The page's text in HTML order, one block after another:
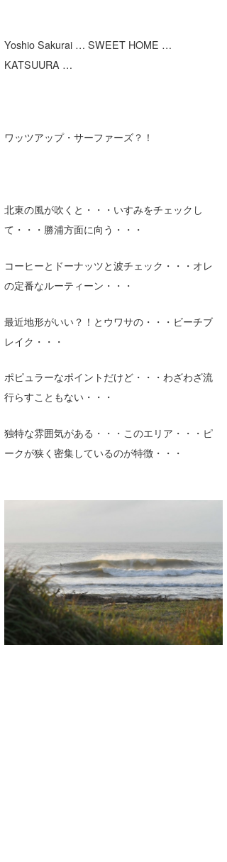
Yoshio Sakurai … SWEET HOME …
KATSUURA …
ワッツアップ・サーファーズ？！
北東の風が吹くと・・・いすみをチェックし
て・・・勝浦方面に向う・・・
コーヒーとドーナッツと波チェック・・・オレ
の定番なルーティーン・・・
最近地形がいい？！とウワサの・・・ビーチブ
レイク・・・
ポピュラーなポイントだけど・・・わざわざ流
行らすこともない・・・
独特な雰囲気がある・・・このエリア・・・ピ
ークが狭く密集しているのが特徴・・・
ライター/寄稿メディア
mitsuteru Kamio
Yasunari Inoue
Yoshiyuki Obata
arukasvision
DELTA FORCE SURF
CBA Films
熊谷素子
SURFMEDIA
Colors MAGAZINE
WAVAL
波伝説アンバサダー/プロライダー
福島寿実子
中浦“JET”章
嵯峨明日香
進士剛光
田原啓江
植村未来
NOBUFUKU
大野”MAR”修聖
☆加藤
+☆maki☆+
Aichan
chan-U
ECE
G◎Da
H
MIN
mitz
波伝説